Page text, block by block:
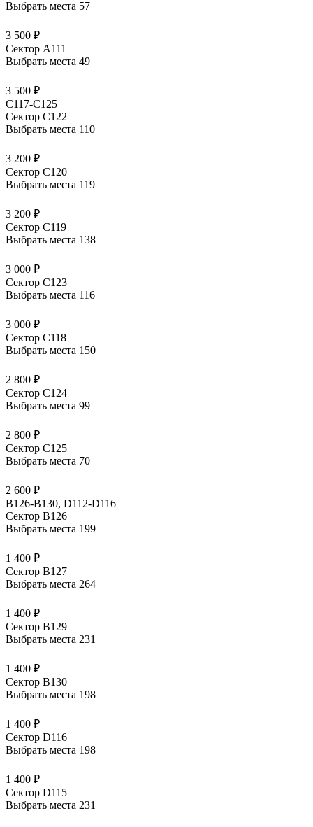
Выбрать места 57
3 500 ₽
Сектор А111
Выбрать места 49
3 500 ₽
C117-C125
Сектор С122
Выбрать места 110
3 200 ₽
Сектор С120
Выбрать места 119
3 200 ₽
Сектор С119
Выбрать места 138
3 000 ₽
Сектор С123
Выбрать места 116
3 000 ₽
Сектор С118
Выбрать места 150
2 800 ₽
Сектор С124
Выбрать места 99
2 800 ₽
Сектор С125
Выбрать места 70
2 600 ₽
B126-B130, D112-D116
Сектор В126
Выбрать места 199
1 400 ₽
Сектор В127
Выбрать места 264
1 400 ₽
Сектор В129
Выбрать места 231
1 400 ₽
Сектор В130
Выбрать места 198
1 400 ₽
Сектор D116
Выбрать места 198
1 400 ₽
Сектор D115
Выбрать места 231